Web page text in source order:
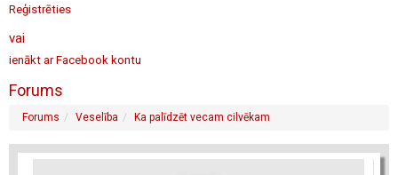
Reģistrēties
vai
ienākt ar Facebook kontu
Forums
Forums Veselība Ka palīdzēt vecam cilvēkam